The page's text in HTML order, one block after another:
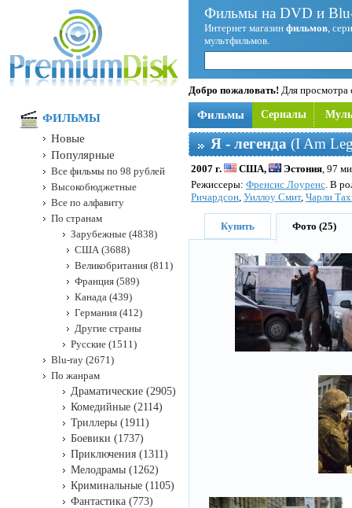
Фильмы на DVD и
Интернет магазин фильмов,
мультфильмов.
Добро пожаловать! Для просмотра
Фильмы Сериалы
Я - легенда (I Am
2007 г. США, Эстония, 97
Режисcеры: Френсис Лоуренс. В
Ричардсон, Уиллоу Смит, Чарли
Купить Фото (25)
ФИЛЬМЫ
Новые
Популярные
Все фильмы по 98 рублей
Высокобюджетные
Все по алфавиту
По странам
Зарубежные (4838)
США (3688)
Великобритания (811)
Франция (589)
Канада (439)
Германия (412)
Другие страны
Русские (1511)
Blu-ray (2671)
По жанрам
Драматические (2905)
Комедийные (2114)
Триллеры (1911)
Боевики (1737)
Приключения (1311)
Мелодрамы (1262)
Криминальные (1105)
Фантастика (773)